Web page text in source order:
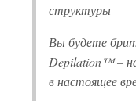
структуры
Вы будете
Depilation™ –
в настоящее